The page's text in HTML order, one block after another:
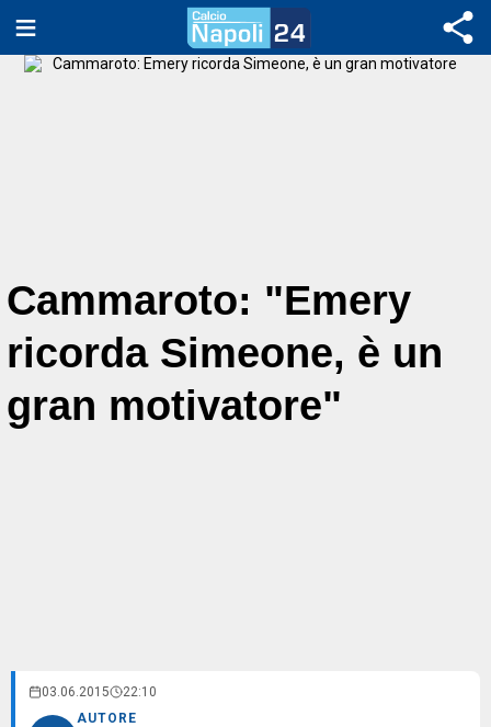
Cammaroto: "Emery
ricorda Simeone, è un
gran motivatore"
03.06.2015 22:10
AUTORE